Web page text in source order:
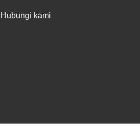
Hubungi kami